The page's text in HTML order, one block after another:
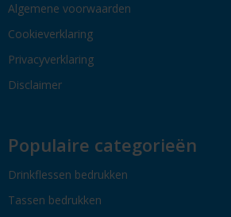
Algemene voorwaarden
Cookieverklaring
Privacyverklaring
Disclaimer
Populaire categorieën
Drinkflessen bedrukken
Tassen bedrukken